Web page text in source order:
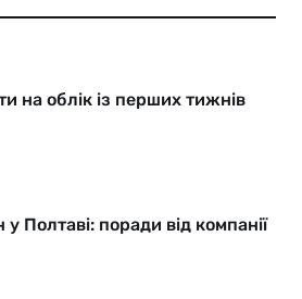
на облік із перших тижнів
Полтаві: поради від компанії